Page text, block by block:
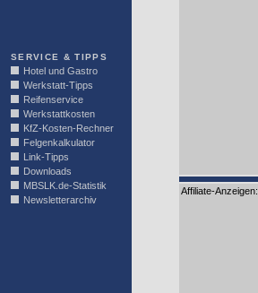
SERVICE & TIPPS
Hotel und Gastro
Werkstatt-Tipps
Reifenservice
Werkstattkosten
KfZ-Kosten-Rechner
Felgenkalkulator
Link-Tipps
Downloads
MBSLK.de-Statistik
Newsletterarchiv
Affiliate-Anzeigen: